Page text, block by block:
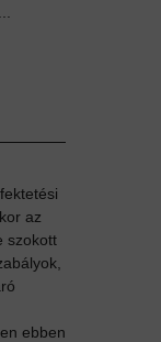
az
szokott
ebben